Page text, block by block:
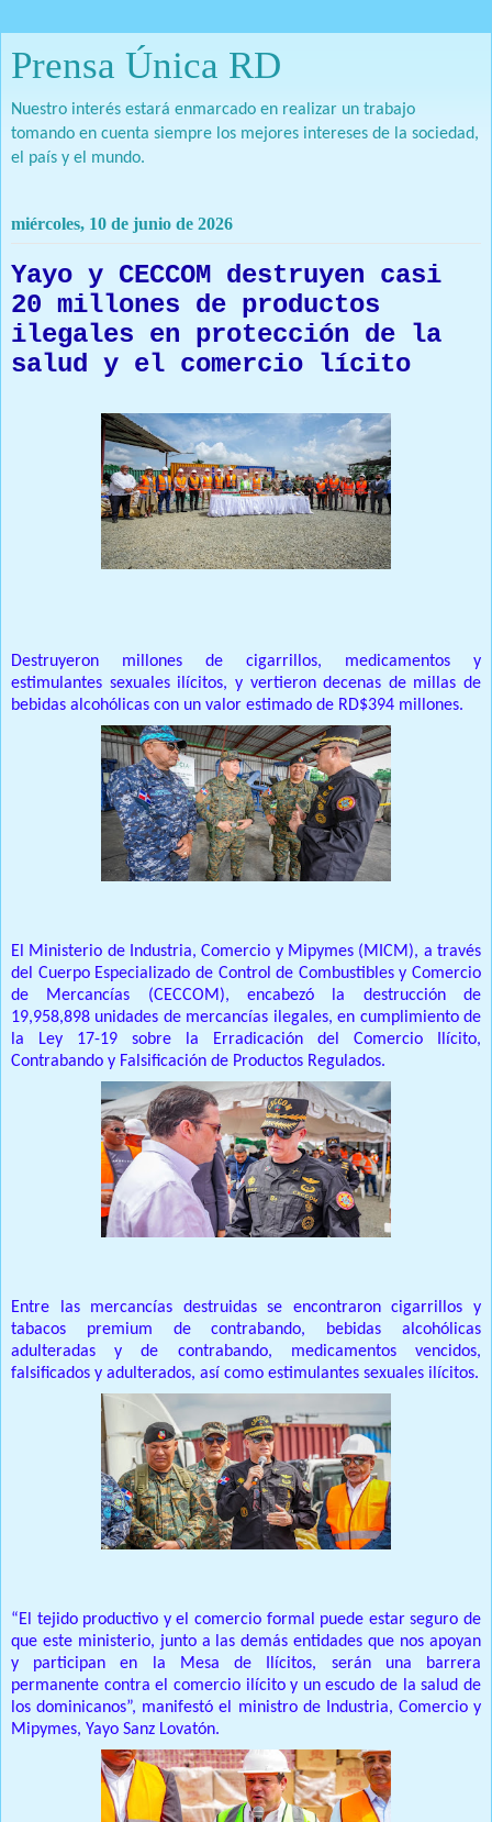
Prensa Única RD
Nuestro interés estará enmarcado en realizar un trabajo
tomando en cuenta siempre los mejores intereses de la sociedad,
el país y el mundo.
miércoles, 10 de junio de 2026
Yayo y CECCOM destruyen casi
20 millones de productos
ilegales en protección de la
salud y el comercio lícito
Destruyeron millones de cigarrillos, medicamentos y
estimulantes sexuales ilícitos, y vertieron decenas de millas de
bebidas alcohólicas con un valor estimado de RD$394 millones.
El Ministerio de Industria, Comercio y Mipymes (MICM), a través
del Cuerpo Especializado de Control de Combustibles y Comercio
de Mercancías (CECCOM), encabezó la destrucción de
19,958,898 unidades de mercancías ilegales, en cumplimiento de
la Ley 17-19 sobre la Erradicación del Comercio Ilícito,
Contrabando y Falsificación de Productos Regulados.
Entre las mercancías destruidas se encontraron cigarrillos y
tabacos premium de contrabando, bebidas alcohólicas
adulteradas y de contrabando, medicamentos vencidos,
falsificados y adulterados, así como estimulantes sexuales ilícitos.
“El tejido productivo y el comercio formal puede estar seguro de
que este ministerio, junto a las demás entidades que nos apoyan
y participan en la Mesa de Ilícitos, serán una barrera
permanente contra el comercio ilícito y un escudo de la salud de
los dominicanos”, manifestó el ministro de Industria, Comercio y
Mipymes, Yayo Sanz Lovatón.